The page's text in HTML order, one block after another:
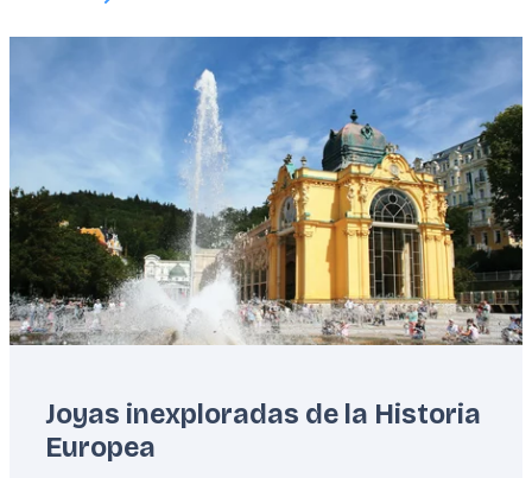
Joyas inexploradas de la Historia
Europea